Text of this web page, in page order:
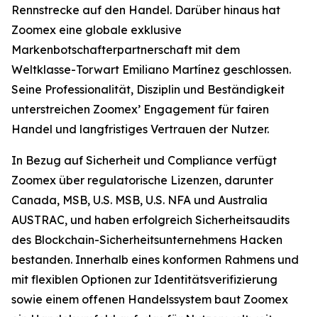
Rennstrecke auf den Handel. Darüber hinaus hat
Zoomex eine globale exklusive
Markenbotschafterpartnerschaft mit dem
Weltklasse-Torwart Emiliano Martínez geschlossen.
Seine Professionalität, Disziplin und Beständigkeit
unterstreichen Zoomex’ Engagement für fairen
Handel und langfristiges Vertrauen der Nutzer.
In Bezug auf Sicherheit und Compliance verfügt
Zoomex über regulatorische Lizenzen, darunter
Canada, MSB, U.S. MSB, U.S. NFA und Australia
AUSTRAC, und haben erfolgreich Sicherheitsaudits
des Blockchain-Sicherheitsunternehmens Hacken
bestanden. Innerhalb eines konformen Rahmens und
mit flexiblen Optionen zur Identitätsverifizierung
sowie einem offenen Handelssystem baut Zoomex